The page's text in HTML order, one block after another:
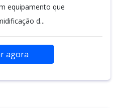
equipamento que
d...
agora